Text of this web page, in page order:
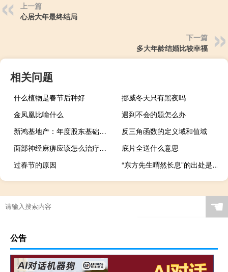
上一篇
心居大年最终结局
下一篇
多大年龄结婚比较幸福
相关问题
什么植物是春节后种好
挪威冬天只有黑夜吗
金凤凰比喻什么
遇到不会的题怎么办
新鸿基地产：年度股东基础溢利为283.85亿港元
反三角函数的定义域和值域
面部神经麻痹应该怎么治疗（面部神经麻痹怎么办）
底片全送什么意思
过春节的原因
“东方先生喟然长息”的出处是哪里
☚
公告